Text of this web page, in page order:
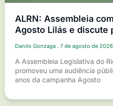
ALRN: Assembleia
Agosto Lilás e discute
Danilo Gonzaga 7 de agosto de 2026
A Assembleia Legislativa do
promoveu uma audiência
anos da campanha Agosto